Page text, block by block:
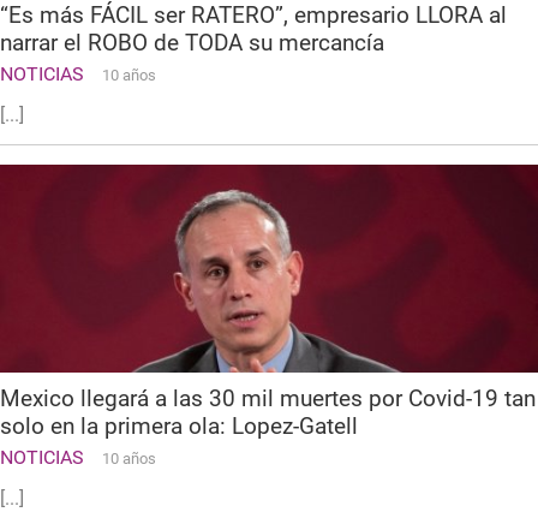
“Es más FÁCIL ser RATERO”, empresario LLORA al
narrar el ROBO de TODA su mercancía
NOTICIAS 10 años
[...]
Mexico llegará a las 30 mil muertes por Covid-19 tan
solo en la primera ola: Lopez-Gatell
NOTICIAS 10 años
[...]